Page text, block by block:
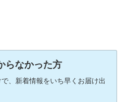
らなかった方
、新着情報をいち早くお届け出